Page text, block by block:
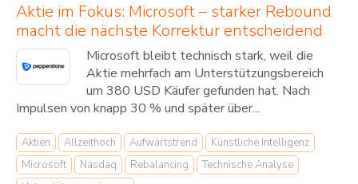
Aktie im Fokus: Microsoft – starker Rebound
macht die nächste Korrektur entscheidend
Microsoft bleibt technisch stark, weil die
Aktie mehrfach am Unterstützungsbereich
um 380 USD Käufer gefunden hat. Nach
Impulsen von knapp 30 % und später über...
Aktien Allzeithoch Aufwärtstrend
Künstliche Intelligenz
Microsoft
Nasdaq Rebalancing
Technische Analyse